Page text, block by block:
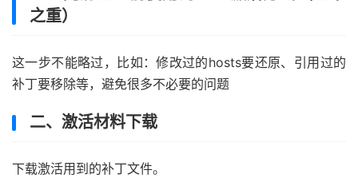
之重）
这一步不能略过，比如：修改过的hosts要还原、引用过的
补丁要移除等，避免很多不必要的问题
二、激活材料下载
下载激活用到的补丁文件。